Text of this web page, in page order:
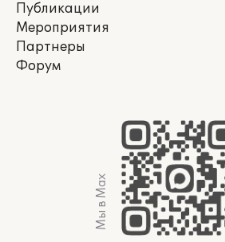
Публикации
Мероприятия
Партнеры
Форум
Мы в Max